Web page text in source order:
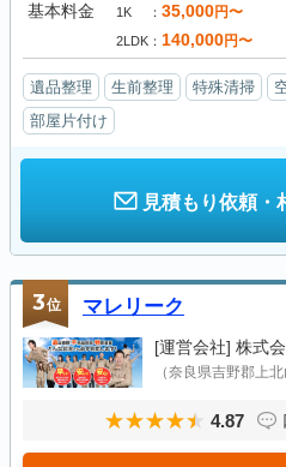
基本料金 1K 35,000円〜
2LDK 140,000円〜
遺品整理 生前整理 特殊清掃
部屋片付け
見積もり依頼・
3位 マレリーク
[運営会社] 株式
（奈良県吉野郡上
4.87